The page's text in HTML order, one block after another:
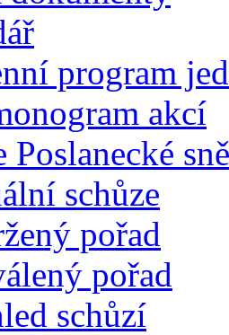
program
akcí
Poslanecké
schůze
pořad
pořad
schůzí